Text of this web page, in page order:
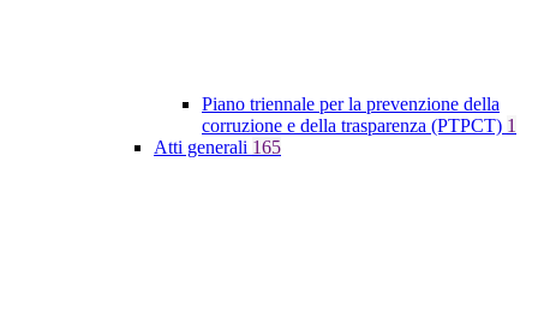
Piano triennale per la prevenzione della
corruzione e della trasparenza (PTPCT) 1
Atti generali 165